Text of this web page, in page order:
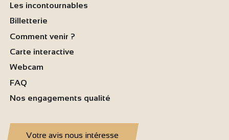
Les incontournables
Billetterie
Comment venir ?
Carte interactive
Webcam
FAQ
Nos engagements qualité
Votre avis nous intéresse